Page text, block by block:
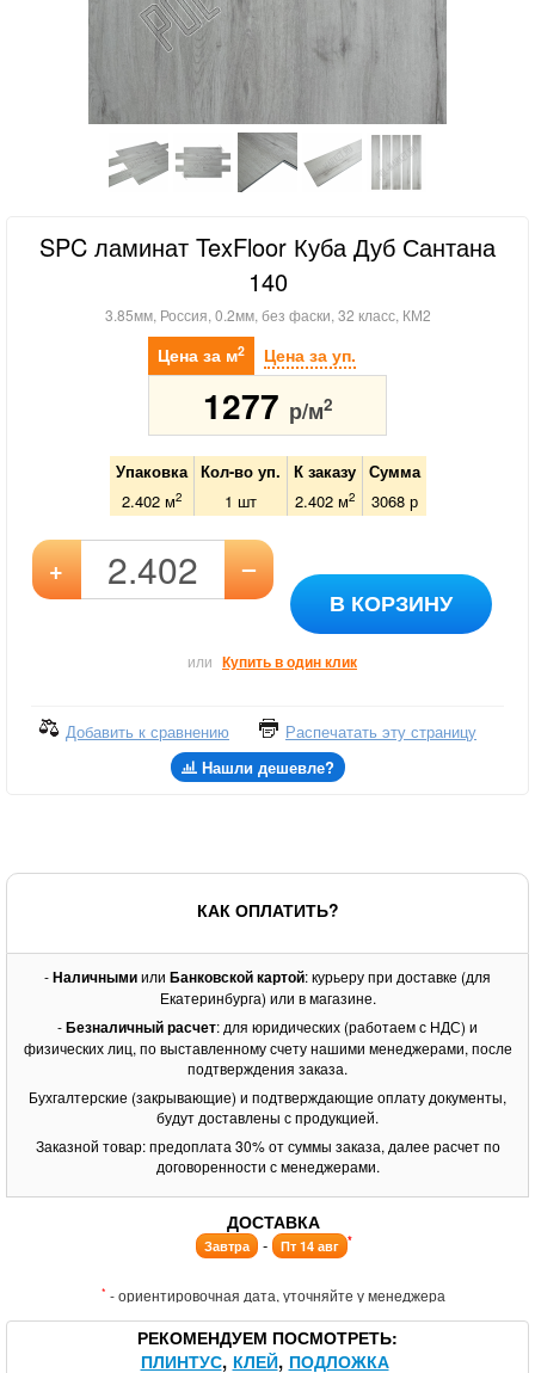
SPC ламинат TexFloor Куба Дуб Сантана
140
3.85мм, Россия, 0.2мм, без фаски, 32 класс, КМ2
Цена за м2 Цена за уп.
1277 р/м2
Упаковка Кол-во уп. К заказу
Сумма
2.402 м2 1 шт 2.402м2 3068р
+ –
В КОРЗИНУ
или Купить в один клик
Добавить к сравнению
Распечатать эту страницу
Нашли дешевле?
КАК ОПЛАТИТЬ?
-Наличнымиили Банковской картой: курьеру при доставке (для
Екатеринбурга) или в магазине.
-Безналичный расчет: для юридических (работаем с НДС) и
физических лиц, по выставленному счету нашими менеджерами, после
подтверждения заказа.
Бухгалтерские (закрывающие) и подтверждающие оплату документы,
будут доставлены с продукцией.
Заказной товар: предоплата 30% от суммы заказа, далее расчет по
договоренности с менеджерами.
ДОСТАВКА
Завтра - Пт 14 авг *
* - ориентировочная дата, уточняйте у менеджера
РЕКОМЕНДУЕМ ПОСМОТРЕТЬ
ПЛИНТУС КЛЕЙ ПОДЛОЖКА